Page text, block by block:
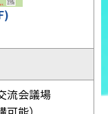
流会議場